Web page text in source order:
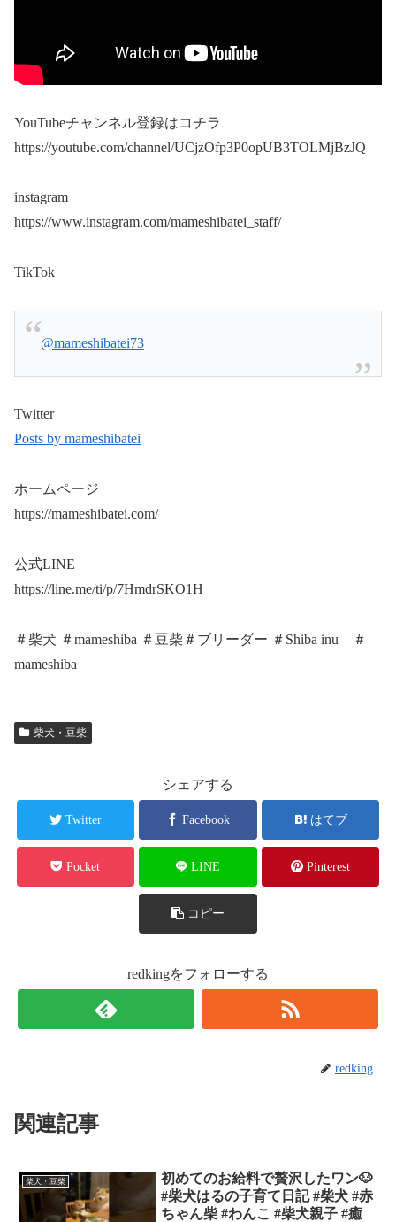
YouTubeチャンネル登録はコチラ
https://youtube.com/channel/UCjzOfp3P0opUB3TOLMjBzJQ
instagram
https://www.instagram.com/mameshibatei_staff/
TikTok
@mameshibatei73
Twitter
Posts by mameshibatei
ホームページ
https://mameshibatei.com/
公式LINE
https://line.me/ti/p/7HmdrSKO1H
＃柴犬 ＃mameshiba ＃豆柴＃ブリーダー ＃Shiba inu ＃
mameshiba
柴犬・豆柴
シェアする
Twitter Facebook はてブ
Pocket LINE Pinterest
コピー
redkingをフォローする
redking
関連記事
柴犬・豆柴
初めてのお給料で贅沢したワン🐶
#柴犬はるの子育て日記 #柴犬 #赤
ちゃん柴 #わんこ #柴犬親子 #癒